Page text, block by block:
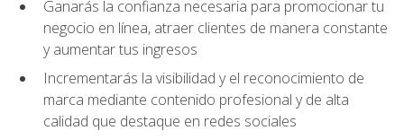
Ganarás la confianza necesaria para promocionar tu
negocio en línea, atraer clientes de manera constante
y aumentar tus ingresos
Incrementarás la visibilidad y el reconocimiento de
marca mediante contenido profesional y de alta
calidad que destaque en redes sociales